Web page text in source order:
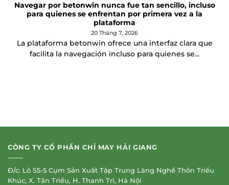
Navegar por betonwin nunca fue tan sencillo, incluso
para quienes se enfrentan por primera vez a la
plataforma
20 Tháng 7, 2026
La plataforma betonwin ofrece una interfaz clara que
facilita la navegación incluso para quienes se...
CÔNG TY CỔ PHẦN CHỈ MAY HẢI GIANG
Đ/c: Lô S5-5 Cụm Sản Xuất Tập Trung Làng Nghề Thôn Triều
Khúc, X. Tân Triều, H. Thanh Trì, Hà Nội